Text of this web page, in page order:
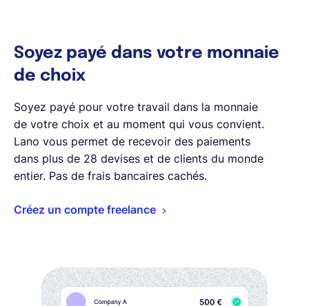
Soyez payé dans votre monnaie
de choix
Soyez payé pour votre travail dans la monnaie
de votre choix et au moment qui vous convient.
Lano vous permet de recevoir des paiements
dans plus de 28 devises et de clients du monde
entier. Pas de frais bancaires cachés.
Créez un compte freelance